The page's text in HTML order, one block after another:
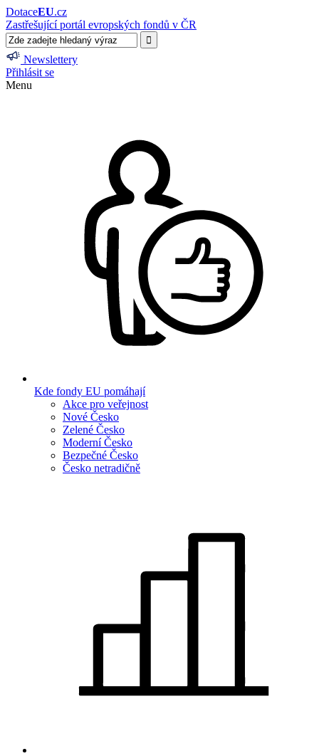
DotaceEU.cz
Zastřešující portál evropských fondů v ČR
Newslettery
Přihlásit se
Menu
Kde fondy EU pomáhají
Akce pro veřejnost
Nové Česko
Zelené Česko
Moderní Česko
Bezpečné Česko
Česko netradičně